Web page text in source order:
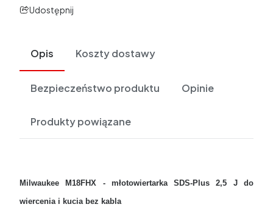
Udostępnij
Opis Koszty dostawy
Bezpieczeństwo produktu Opinie
Produkty powiązane
Milwaukee M18FHX - młotowiertarka SDS-Plus 2,5 J do
wiercenia i kucia bez kabla